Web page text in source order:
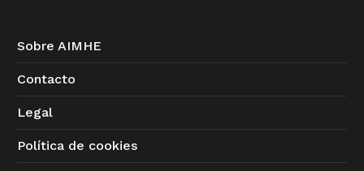
Sobre AIMHE
Contacto
Legal
Política de cookies